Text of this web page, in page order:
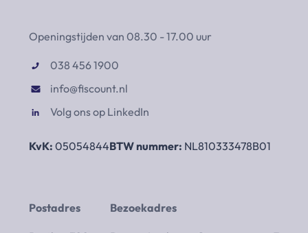
Openingstijden van 08.30 - 17.00 uur
038 456 1900
info@fiscount.nl
Volg ons op LinkedIn
KvK:05054844BTW nummer: NL810333478B01
Postadres Bezoekadres